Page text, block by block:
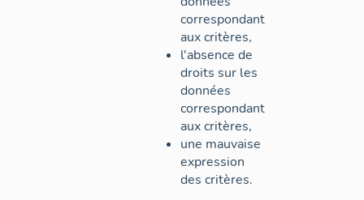
correspondant
aux critères,
l'absence de
droits sur les
données
correspondant
aux critères,
une mauvaise
expression
des critères.